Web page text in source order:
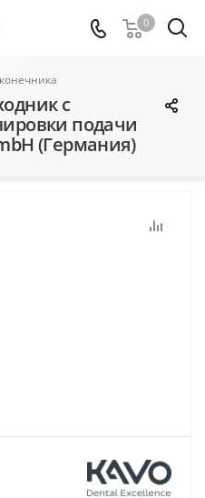
0
с
подачи
(Германия)